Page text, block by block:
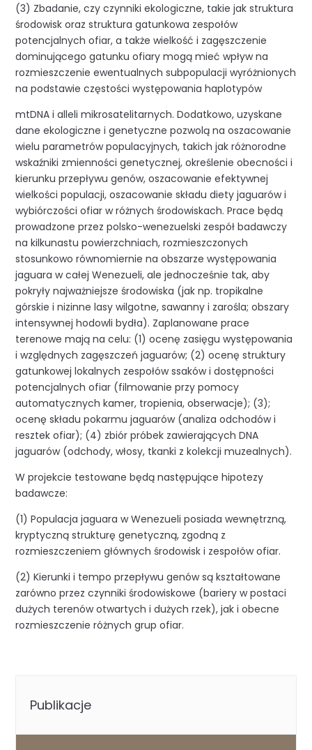
(3) Zbadanie, czy czynniki ekologiczne, takie jak struktura
środowisk oraz struktura gatunkowa zespołów
potencjalnych ofiar, a także wielkość i zagęszczenie
dominującego gatunku ofiary mogą mieć wpływ na
rozmieszczenie ewentualnych subpopulacji wyróżnionych
na podstawie częstości występowania haplotypów
mtDNA i alleli mikrosatelitarnych. Dodatkowo, uzyskane
dane ekologiczne i genetyczne pozwolą na oszacowanie
wielu parametrów populacyjnych, takich jak różnorodne
wskaźniki zmienności genetycznej, określenie obecności i
kierunku przepływu genów, oszacowanie efektywnej
wielkości populacji, oszacowanie składu diety jaguarów i
wybiórczości ofiar w różnych środowiskach. Prace będą
prowadzone przez polsko-wenezuelski zespół badawczy
na kilkunastu powierzchniach, rozmieszczonych
stosunkowo równomiernie na obszarze występowania
jaguara w całej Wenezueli, ale jednocześnie tak, aby
pokryły najważniejsze środowiska (jak np. tropikalne
górskie i nizinne lasy wilgotne, sawanny i zarośla; obszary
intensywnej hodowli bydła). Zaplanowane prace
terenowe mają na celu: (1) ocenę zasięgu występowania
i względnych zagęszczeń jaguarów; (2) ocenę struktury
gatunkowej lokalnych zespołów ssaków i dostępności
potencjalnych ofiar (filmowanie przy pomocy
automatycznych kamer, tropienia, obserwacje); (3);
ocenę składu pokarmu jaguarów (analiza odchodów i
resztek ofiar); (4) zbiór próbek zawierających DNA
jaguarów (odchody, włosy, tkanki z kolekcji muzealnych).
W projekcie testowane będą następujące hipotezy
badawcze:
(1) Populacja jaguara w Wenezueli posiada wewnętrzną,
kryptyczną strukturę genetyczną, zgodną z
rozmieszczeniem głównych środowisk i zespołów ofiar.
(2) Kierunki i tempo przepływu genów są kształtowane
zarówno przez czynniki środowiskowe (bariery w postaci
dużych terenów otwartych i dużych rzek), jak i obecne
rozmieszczenie różnych grup ofiar.
Publikacje